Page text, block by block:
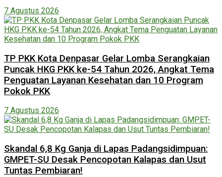
7 Agustus 2026
TP PKK Kota Denpasar Gelar Lomba Serangkaian
Puncak HKG PKK ke-54 Tahun 2026, Angkat Tema
Penguatan Layanan Kesehatan dan 10 Program
Pokok PKK
7 Agustus 2026
Skandal 6,8 Kg Ganja di Lapas Padangsidimpuan:
GMPET-SU Desak Pencopotan Kalapas dan Usut
Tuntas Pembiaran!